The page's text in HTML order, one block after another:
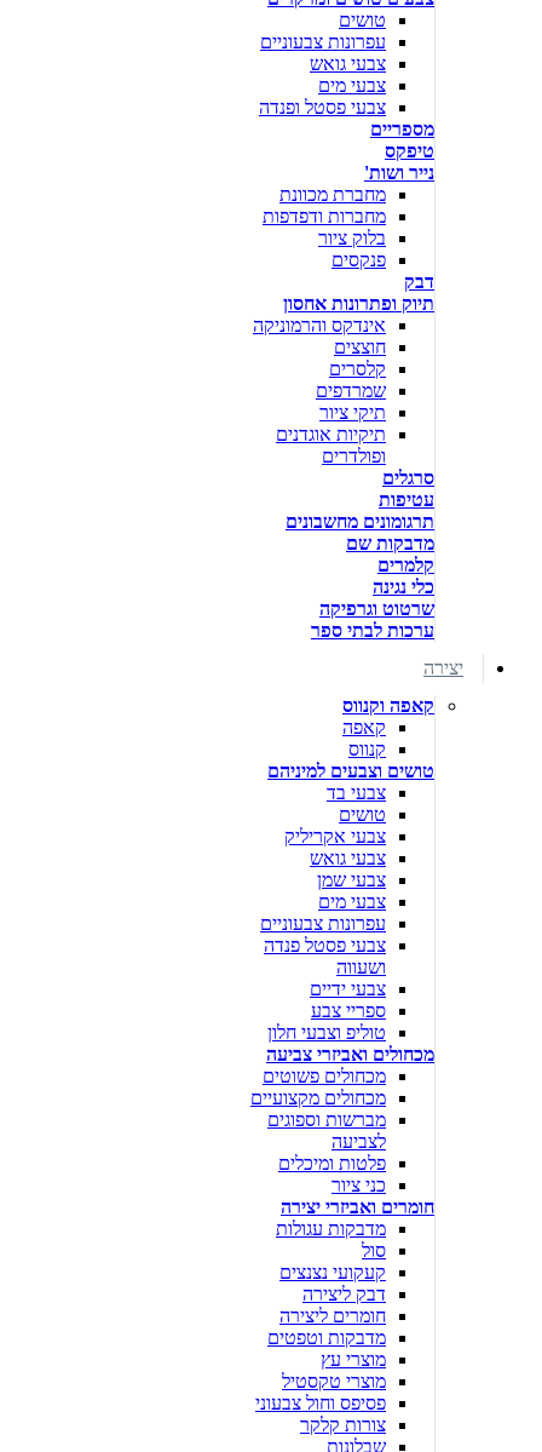
טושים
עפרונות צבעוניים
צבעי גואש
צבעי מים
צבעי פסטל ופנדה
מספריים
טיפקס
נייר ושות'
מחברת מכוונת
מחברות ודפדפות
בלוק ציור
פנקסים
דבק
תיוק ופתרונות אחסון
אינדקס והרמוניקה
חוצצים
קלסרים
שמרדפים
תיקי ציור
תיקיות אוגדנים
ופולדרים
סרגלים
עטיפות
תרגומונים מחשבונים
מדבקות שם
קלמרים
כלי נגינה
שרטוט וגרפיקה
ערכות לבתי ספר
יצירה
קאפה וקנווס
קאפה
קנווס
טושים וצבעים למיניהם
צבעי בד
טושים
צבעי אקריליק
צבעי גואש
צבעי שמן
צבעי מים
עפרונות צבעוניים
צבעי פסטל פנדה
ושעווה
צבעי ידיים
ספריי צבע
טוליפ וצבעי חלון
מכחולים ואביזרי צביעה
מכחולים פשוטים
מכחולים מקצועיים
מברשות וספוגים
לצביעה
פלטות ומיכלים
כני ציור
חומרים ואביזרי יצירה
מדבקות עגולות
סול
קעקועי נצנצים
דבק ליצירה
חומרים ליצירה
מדבקות וטפטים
מוצרי עץ
מוצרי טקסטיל
פסיפס וחול צבעוני
צורות קלקר
שבלונות